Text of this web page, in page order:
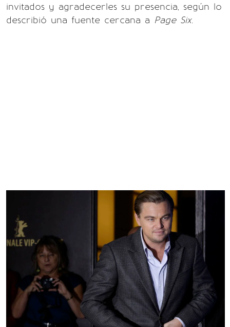
invitados y agradecerles su presencia, según lo
describió una fuente cercana a Page Six.